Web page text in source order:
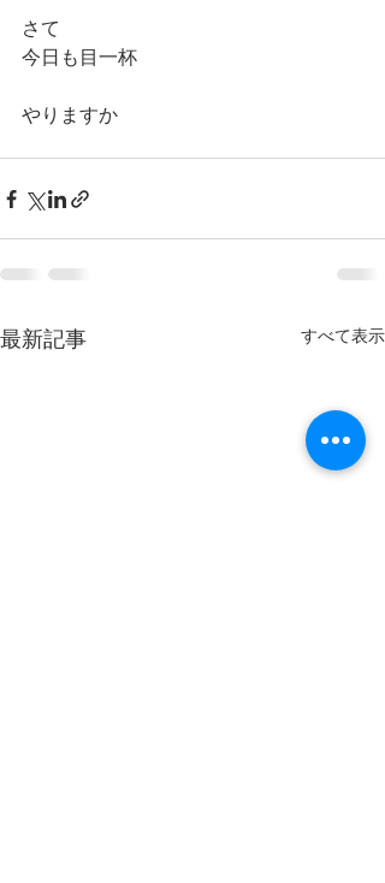
さて
今日も目一杯
やりますか
最新記事 すべて表示